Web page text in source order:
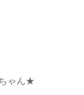
ゃん★